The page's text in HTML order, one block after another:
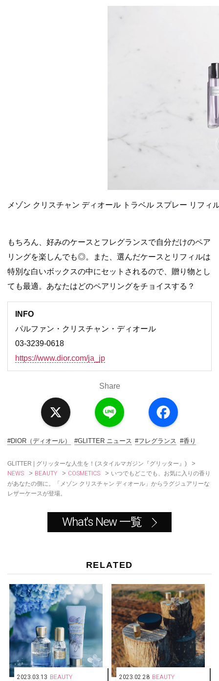
メゾン クリスチャン ディオール トラベル スプレー リフィ
もちろん、好みのケースとフレグランスで自分だけのペア
リングを楽しんでも◎。また、選んだケースとリフィルは
特別な白いボックスの中にセットされるので、贈り物とし
ても最適。あなたはどのペアリングをチョイスする？
INFO
パルファン・クリスチャン・ディオール
03-3239-0618
https://www.dior.com/ja_jp
Share
a
c
o
#DIOR（ディオール） #GLITTER ニュース #フレグランス #香り
GLITTER | グリッターな人生を！(スタイルマガジン『グリッター』) >
NEWS > BEAUTY > COSMETICS > いつでもどこでも、お気に入りの香り
があなたの側に。「メゾン クリスチャン ディオール」からラグジュアリーな
レザーケースが登場。
What's New 一覧
RELATED
2023.03.13 BEAUTY 2023.02.28 BEAUTY